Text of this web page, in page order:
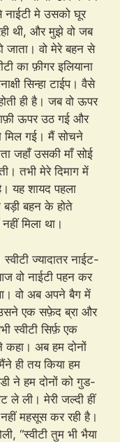
मे उसको घूर
थी, और मुझे वो जब
वो मेरे बहन से
का फ़ीगर इलियाना
सिन्हा टाईप। वैसे
ही है। जब वो ऊपर
ऊपर उठ गई और
मिल गई। मैं सोचने
जहाँ उसकी माँ सोई
तभी मेरे दिमाग में
यह शायद पहला
बड़ी बहन के होते
मिला था।
ज्यादातर नाईट-
वो नाईटी पहन कर
वो अब अपने बैग में
एक सफ़ेद ब्रा और
स्वीटी सिर्फ़ एक
कहा। अब हम दोनों
ही तय किया हम
ने हम दोनों को गुड-
ले ली। मेरी जल्दी हीं
महसूस कर रही है।
“स्वीटी तुम भी भैया